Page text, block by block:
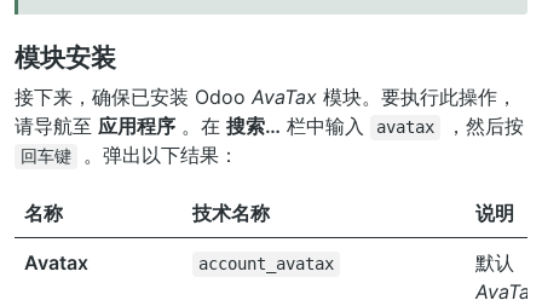
模块安装
接下来，确保已安装 Odoo AvaTax 模块。要执行此操作，
请导航至 应用程序 。在 搜索… 栏中输入 avatax ，然后按
回车键 。弹出以下结果：
名称 技术名称 说明
Avatax account_avatax
默认
AvaTax